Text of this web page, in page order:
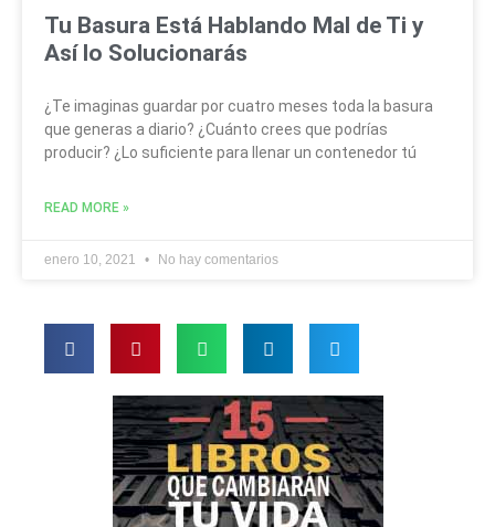
Tu Basura Está Hablando Mal de Ti y
Así lo Solucionarás
¿Te imaginas guardar por cuatro meses toda la basura
que generas a diario? ¿Cuánto crees que podrías
producir? ¿Lo suficiente para llenar un contenedor tú
READ MORE »
enero 10, 2021 No hay comentarios